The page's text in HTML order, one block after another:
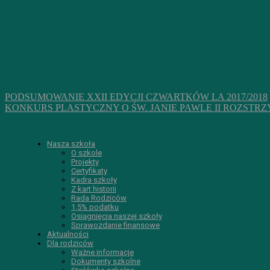
PODSUMOWANIE XXII EDYCJI CZWARTKÓW LA 2017/2018
KONKURS PLASTYCZNY O ŚW. JANIE PAWLE II
Nasza szkoła
O szkole
Projekty
Certyfikaty
Kadra szkoły
Z kart historii
Rada Rodziców
1,5% podatku
Osiągnięcia naszej szkoły
Sprawozdanie finansowe
Aktualności
Dla rodziców
Ważne informacje
Dokumenty szkolne